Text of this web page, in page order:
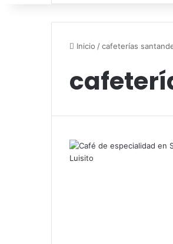
Inicio /cafeterías